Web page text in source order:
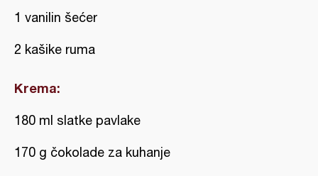
1 vanilin šećer
2 kašike ruma
Krema:
180 ml slatke pavlake
170 g čokolade za kuhanje